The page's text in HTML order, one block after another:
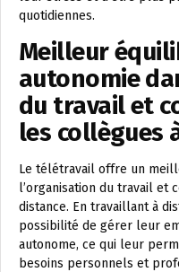
quotidiennes.
Meilleur
autonomie
du travail et
les collègues
Le télétravail offre un
l’organisation du travail et
distance. En travaillant à
possibilité de gérer leur
autonome, ce qui leur
besoins personnels et